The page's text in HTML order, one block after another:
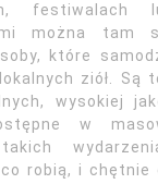
festiwalach
można tam
które
ziół. Są
wysokiej
w
robią, i chętnie